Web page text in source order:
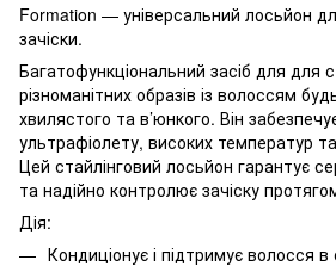
Formation — універсальний лосьйон
зачіски.
Багатофункціональний засіб для для
різноманітних образів із волоссям
хвилястого та в’юнкого. Він
ультрафіолету, високих температур
Цей стайлінговий лосьйон гарантує
та надійно контролює зачіску
Дія:
Кондиціонує і підтримує волосся